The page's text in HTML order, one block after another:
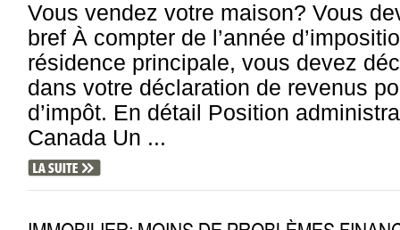
Vous vendez votre maison? Vous
bref À compter de l’année
résidence principale, vous devez
dans votre déclaration de revenus
d’impôt. En détail Position
Canada Un ...